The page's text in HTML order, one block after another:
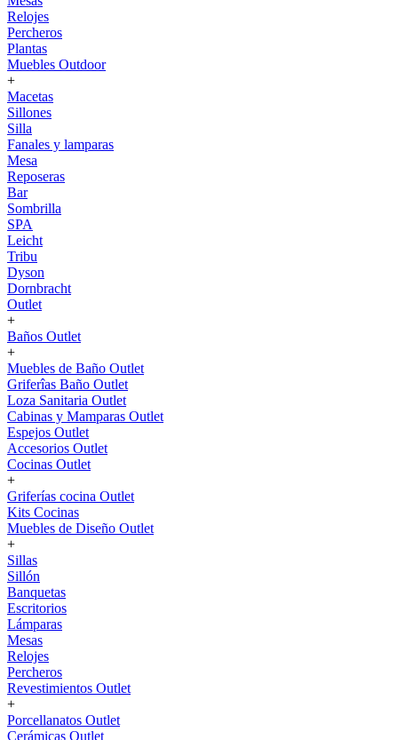
Relojes
Percheros
Plantas
Muebles Outdoor
+
Macetas
Sillones
Silla
Fanales y lamparas
Mesa
Reposeras
Bar
Sombrilla
SPA
Leicht
Tribu
Dyson
Dornbracht
Outlet
+
Baños Outlet
+
Muebles de Baño Outlet
Griferîas Baño Outlet
Loza Sanitaria Outlet
Cabinas y Mamparas Outlet
Espejos Outlet
Accesorios Outlet
Cocinas Outlet
+
Griferías cocina Outlet
Kits Cocinas
Muebles de Diseño Outlet
+
Sillas
Sillón
Banquetas
Escritorios
Lámparas
Mesas
Relojes
Percheros
Revestimientos Outlet
+
Porcellanatos Outlet
Cerámicas Outlet